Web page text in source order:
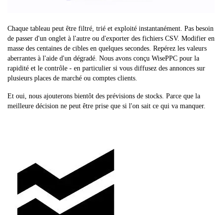
Chaque tableau peut être filtré, trié et exploité instantanément. Pas besoin
de passer d'un onglet à l'autre ou d'exporter des fichiers CSV. Modifier en
masse des centaines de cibles en quelques secondes. Repérez les valeurs
aberrantes à l'aide d'un dégradé. Nous avons conçu WisePPC pour la
rapidité et le contrôle - en particulier si vous diffusez des annonces sur
plusieurs places de marché ou comptes clients.
Et oui, nous ajouterons bientôt des prévisions de stocks. Parce que la
meilleure décision ne peut être prise que si l'on sait ce qui va manquer.